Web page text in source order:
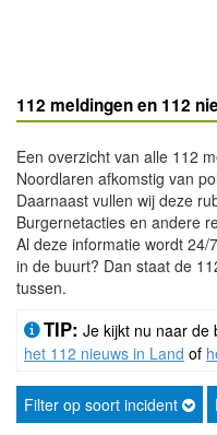
112 meldingen en 112
Een overzicht van alle 112
Noordlaren afkomstig van
Daarnaast vullen wij deze
Burgernetacties en andere
Al deze informatie wordt 24/
in de buurt? Dan staat de
tussen.
TIP: Je kijkt nu naar de
het 112 nieuws in Land of
Filter op soort incident